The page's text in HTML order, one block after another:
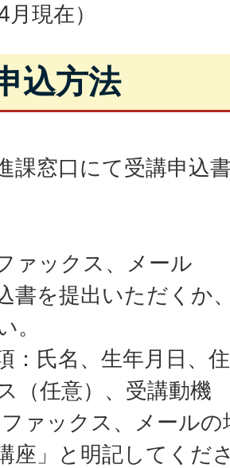
月現在）
込方法
課窓口にて受講申込
ァックス、メール
書を提出いただくか
。
：氏名、生年月日、
（任意）、受講動機
ァックス、メール
座」と明記してくだ